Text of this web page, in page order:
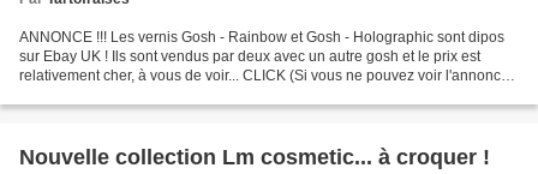
ANNONCE !!! Les vernis Gosh - Rainbow et Gosh - Holographic sont dipos
sur Ebay UK ! Ils sont vendus par deux avec un autre gosh et le prix est
relativement cher, à vous de voir... CLICK (Si vous ne pouvez voir l'annonce :
Nouvelle collection Lm cosmetic... à croquer !